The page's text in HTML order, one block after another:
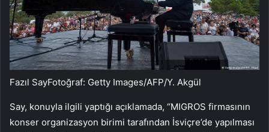
Fazıl SayFotoğraf: Getty Images/AFP/Y. Akgül
Say, konuyla ilgili yaptığı açıklamada, “MIGROS firmasının
konser organizasyon birimi tarafından İsviçre’de yapılması